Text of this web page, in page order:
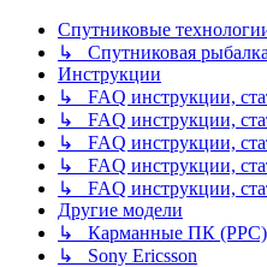
Спутниковые
↳ Спутниковая
Инструкции
↳ FAQ инструкции,
↳ FAQ инструкции,
↳ FAQ инструкции,
↳ FAQ инструкции,
↳ FAQ инструкции,
Другие модели
↳ Карманные ПК (PPC)
↳ Sony Ericsson